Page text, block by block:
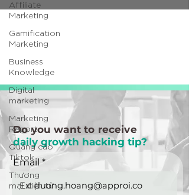
Affiliate
Marketing
Gamification
Marketing
Business
Knowledge
Digital
marketing
Marketing
Report
Quảng cáo
Tiktok
Thương
mại điện tử
Email
Do you want to receive
daily growth hacking tip?